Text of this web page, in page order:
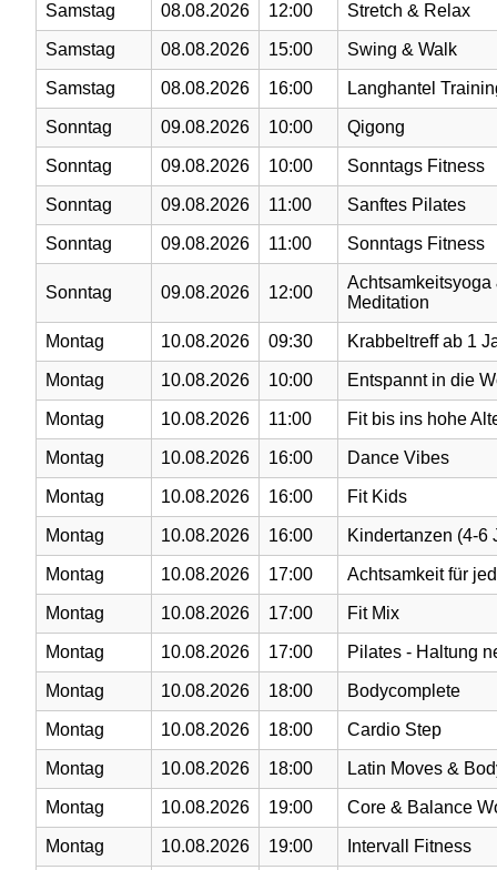
Samstag 08.08.2026 12:00 Stretch & Relax
Samstag 08.08.2026 15:00 Swing & Walk
Samstag 08.08.2026 16:00 Langhantel
Sonntag 09.08.2026 10:00 Qigong
Sonntag 09.08.2026 10:00 Sonntags Fitness
Sonntag 09.08.2026 11:00 Sanftes Pilates
Sonntag 09.08.2026 11:00 Sonntags Fitness
Sonntag 09.08.2026 12:00
Achtsamkeitsyoga
Meditation
Montag 10.08.2026 09:30 Krabbeltreff ab 1
Montag 10.08.2026 10:00 Entspannt in die
Montag 10.08.2026 11:00 Fit bis ins hohe
Montag 10.08.2026 16:00 Dance Vibes
Montag 10.08.2026 16:00 Fit Kids
Montag 10.08.2026 16:00 Kindertanzen (4-6
Montag 10.08.2026 17:00 Achtsamkeit für
Montag 10.08.2026 17:00 Fit Mix
Montag 10.08.2026 17:00 Pilates - Haltung
Montag 10.08.2026 18:00 Bodycomplete
Montag 10.08.2026 18:00 Cardio Step
Montag 10.08.2026 18:00 Latin Moves &
Montag 10.08.2026 19:00 Core & Balance
Montag 10.08.2026 19:00 Intervall Fitness